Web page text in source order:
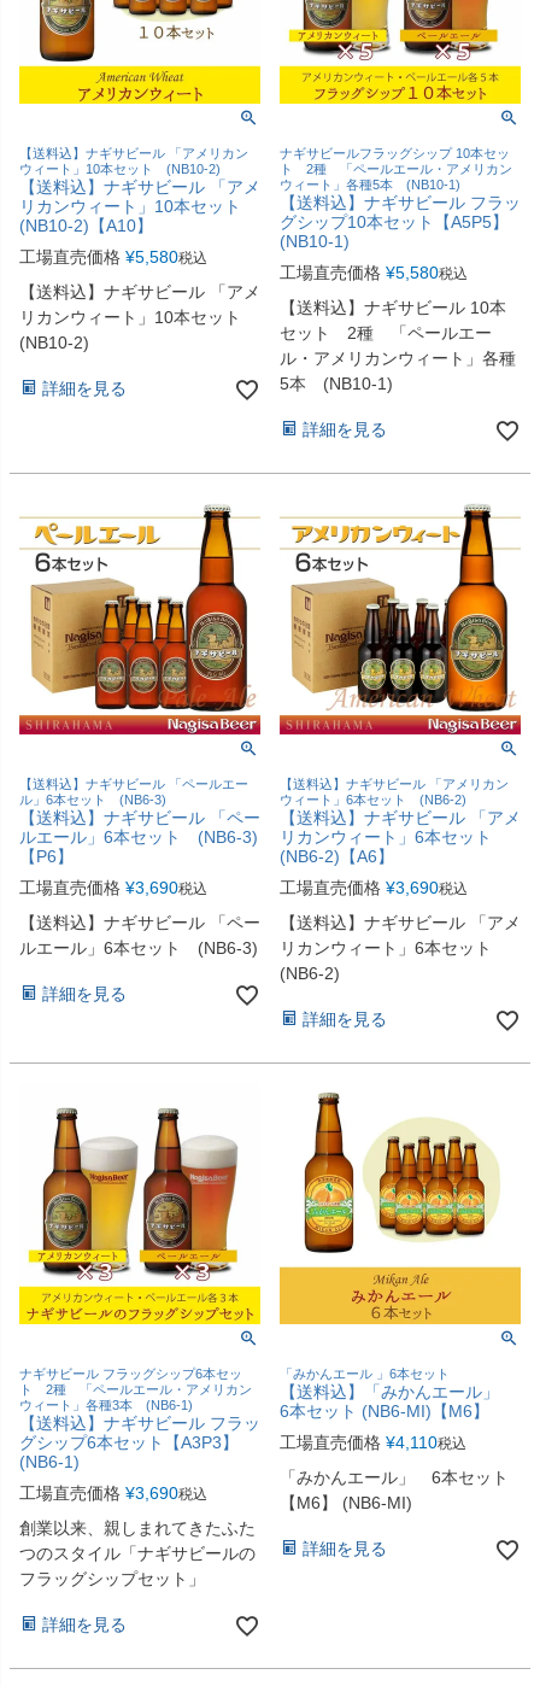
【送料込】ナギサビール 「アメリカン
ウィート」10本セット (NB10-2)
【送料込】ナギサビール 「アメ
リカンウィート」10本セット
(NB10-2)【A10】
工場直売価格 ¥5,580税込
【送料込】ナギサビール 「アメ
リカンウィート」10本セット
(NB10-2)
詳細を見る
ナギサビールフラッグシップ 10本セッ
ト 2種 「ペールエール・アメリカン
ウィート」各種5本 (NB10-1)
【送料込】ナギサビール フラッ
グシップ10本セット【A5P5】
(NB10-1)
工場直売価格 ¥5,580税込
【送料込】ナギサビール 10本
セット 2種 「ペールエー
ル・アメリカンウィート」各種
5本 (NB10-1)
詳細を見る
【送料込】ナギサビール 「ペールエー
ル」6本セット (NB6-3)
【送料込】ナギサビール 「ペー
ルエール」6本セット (NB6-3)
【P6】
工場直売価格 ¥3,690税込
【送料込】ナギサビール 「ペー
ルエール」6本セット (NB6-3)
詳細を見る
【送料込】ナギサビール 「アメリカン
ウィート」6本セット (NB6-2)
【送料込】ナギサビール 「アメ
リカンウィート」6本セット
(NB6-2)【A6】
工場直売価格 ¥3,690税込
【送料込】ナギサビール 「アメ
リカンウィート」6本セット
(NB6-2)
詳細を見る
ナギサビール フラッグシップ6本セッ
ト 2種 「ペールエール・アメリカン
ウィート」各種3本 (NB6-1)
【送料込】ナギサビール フラッ
グシップ6本セット【A3P3】
(NB6-1)
工場直売価格 ¥3,690税込
創業以来、親しまれてきたふた
つのスタイル「ナギサビールの
フラッグシップセット」
詳細を見る
「みかんエール 」6本セット
【送料込】「みかんエール」
6本セット (NB6-MI)【M6】
工場直売価格 ¥4,110税込
「みかんエール」 6本セット
【M6】 (NB6-MI)
詳細を見る